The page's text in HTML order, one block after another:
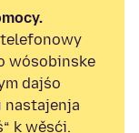
telefonowy
wósobinske
dajśo
nastajenja
k wěsći.